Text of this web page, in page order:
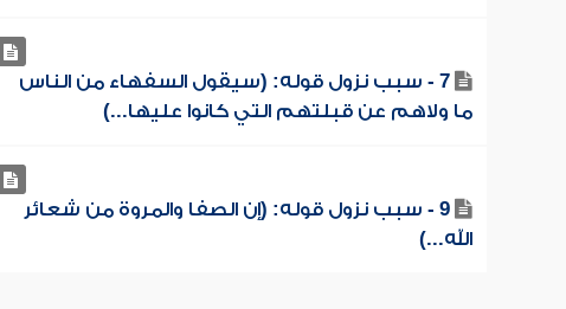
7 - سبب نزول قوله: (سيقول السفهاء من الناس
ما ولاهم عن قبلتهم التي كانوا عليها...)
9 - سبب نزول قوله: (إن الصفا والمروة من شعائر
الله...)